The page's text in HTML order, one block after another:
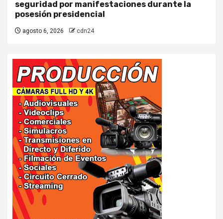
seguridad por manifestaciones durante la
posesión presidencial
agosto 6, 2026 cdn24